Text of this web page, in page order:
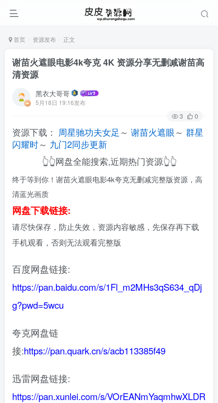
首页 资源发布 正文
谢苗火遮眼电影4k夸克 4K 资源分享无删减谢苗高
清资源
黑衣大哥哥
5月18日 19:16发布
3 0
资源下载： 周星驰功夫女足 ～ 谢苗火遮眼～ 群星
闪耀时～ 九门2同步更新
👆👆网盘全能搜索,近期热门资源👆👆
终于等到你！谢苗火遮眼电影4k夸克无删减完整版资源，高
清蓝光画质
网盘下载链接:
请尽快保存，防止失效，资源内容敏感，先保存再下载
手机观看，否则无法观看完整版
百度网盘链接:
https://pan.baidu.com/s/1Fl_m2MHs3qS634_qDj
g?pwd=5wcu
夸克网盘链
接:https://pan.quark.cn/s/acb113385f49
迅雷网盘链接:
https://pan.xunlei.com/s/VOrEANmYaqmhwXLDR